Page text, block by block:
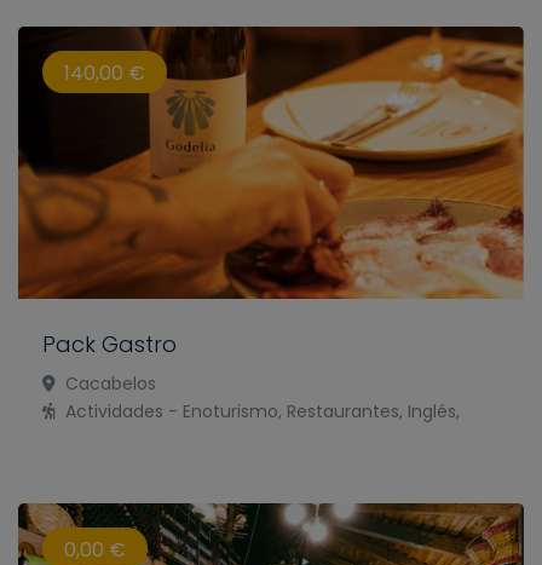
140,00 €
Pack Gastro
Cacabelos
Actividades - Enoturismo, Restaurantes, Inglés,
0,00 €